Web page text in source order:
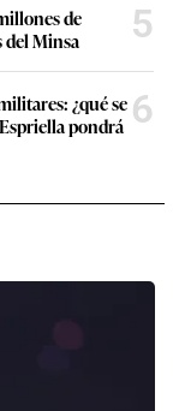
de
del Minsa
5
¿qué se
pondrá 6